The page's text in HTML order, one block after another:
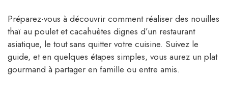
Préparez-vous à découvrir comment réaliser des nouilles
thaï au poulet et cacahuètes dignes d’un restaurant
asiatique, le tout sans quitter votre cuisine. Suivez le
guide, et en quelques étapes simples, vous aurez un plat
gourmand à partager en famille ou entre amis.